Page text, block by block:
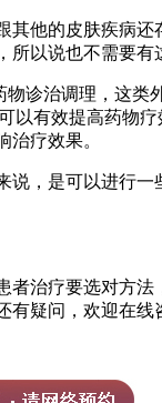
他的皮肤疾病
以说也不需要有
诊治调理，这
以有效提高药物
治疗效果。
说，是可以进行
者治疗要选对方
疑问，欢迎在线